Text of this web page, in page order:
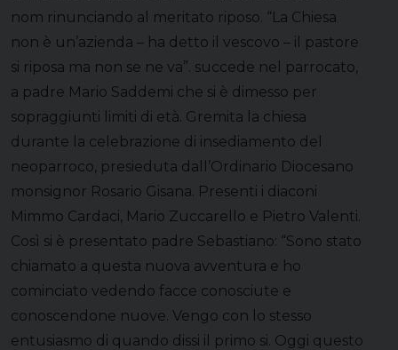
nom rinunciando al meritato riposo. “La Chiesa
non è un’azienda – ha detto il vescovo – il pastore
si riposa ma non se ne va”. succede nel parrocato,
a padre Mario Saddemi che si è dimesso per
sopraggiunti limiti di età. Gremita la chiesa
durante la celebrazione di insediamento del
neoparroco, presieduta dall’Ordinario Diocesano
monsignor Rosario Gisana. Presenti i diaconi
Mimmo Cardaci, Mario Zuccarello e Pietro Valenti.
Così si è presentato padre Sebastiano: “Sono stato
chiamato a questa nuova avventura e ho
cominciato vedendo facce conosciute e
conoscendone nuove. Vengo con lo stesso
entusiasmo di quando dissi il primo si. Oggi questo